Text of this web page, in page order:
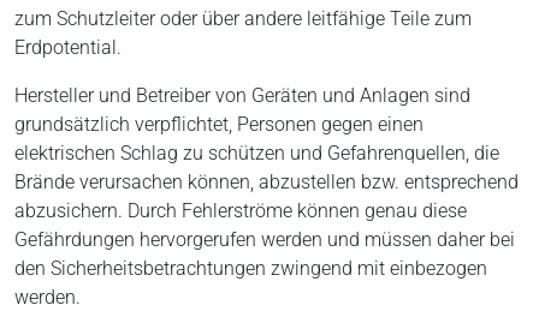
zum Schutzleiter oder über andere leitfähige Teile zum
Erdpotential.
Hersteller und Betreiber von Geräten und Anlagen sind
grundsätzlich verpflichtet, Personen gegen einen
elektrischen Schlag zu schützen und Gefahrenquellen, die
Brände verursachen können, abzustellen bzw. entsprechend
abzusichern. Durch Fehlerströme können genau diese
Gefährdungen hervorgerufen werden und müssen daher bei
den Sicherheitsbetrachtungen zwingend mit einbezogen
werden.